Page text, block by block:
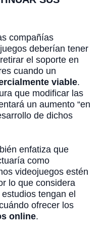
compañías
deberían tener
el soporte en
cuando un
viable.
que modificar las
un aumento “en
de dichos
enfatiza que
como
videojuegos estén
lo que considera
tengan el
ofrecer los
online.